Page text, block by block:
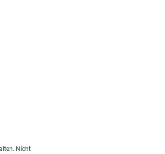
Nicht